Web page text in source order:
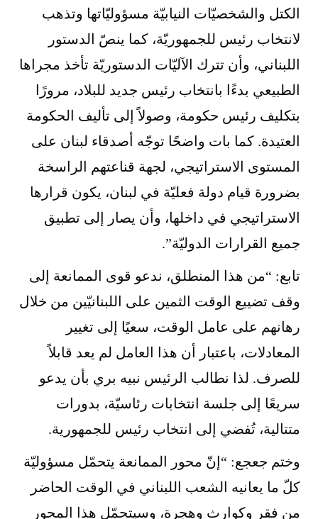
الكتل والشخصيّات النيابيّة مسؤوليّاتها وتذهب
لانتخاب رئيس للجمهوريّة، كما ينصّ الدستور
اللبناني، وأن تترك الآليّات الدستوريّة تأخذ مجراها
الطبيعي بدءًا بانتخاب رئيس جديد للبلاد، مرورًا
بتكليف رئيس حكومة، وصولاً إلى تأليف الحكومة
العتيدة. كما بات واضحًا توجّه أصدقاء لبنان على
المستوى الاستراتيجي، لجهة قناعتهم الراسخة
بضرورة قيام دولة فعليّة في لبنان، يكون قرارها
الاستراتيجي في داخلها، وأن يصار إلى تطبيق
جميع القرارات الدوليّة”.
تابع: “من هذا المنطلق، ندعو قوى الممانعة إلى
وقف تضييع الوقت الثمين على اللبنانيّين من خلال
رهانهم على عامل الوقت، سعيًا إلى تغيير
المعادلات، باعتبار أن هذا العامل لم يعد قابلاً
للصرف. لذا نطالب الرئيس نبيه بري بأن يدعو
سريعًا إلى جلسة انتخابات رئاسيّة، بدورات
متتالية، تُفضي إلى انتخاب رئيس للجمهورية.
وختم جعجع: “إنّ محور الممانعة يتحمّل مسؤوليّة
كلّ ما يعانيه الشعب اللبناني في الوقت الحاضر
من فقر وكوارث وهجرة، وسيتحمّل هذا المحور